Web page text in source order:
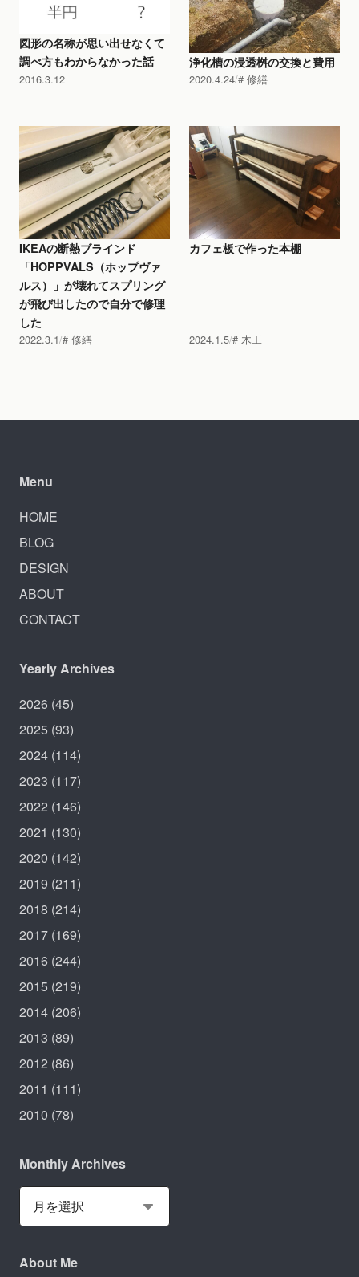
図形の名称が思い出せなくて
調べ方もわからなかった話
2016.3.12
浄化槽の浸透桝の交換と費用
2020.4.24 修繕
IKEAの断熱ブラインド
「HOPPVALS（ホップヴァ
ルス）」が壊れてスプリング
が飛び出したので自分で修理
した
2022.3.1 修繕
カフェ板で作った本棚
2024.1.5 木工
Menu
HOME
BLOG
DESIGN
ABOUT
CONTACT
Yearly Archives
2026 (45)
2025 (93)
2024 (114)
2023 (117)
2022 (146)
2021 (130)
2020 (142)
2019 (211)
2018 (214)
2017 (169)
2016 (244)
2015 (219)
2014 (206)
2013 (89)
2012 (86)
2011 (111)
2010 (78)
Monthly Archives
About Me